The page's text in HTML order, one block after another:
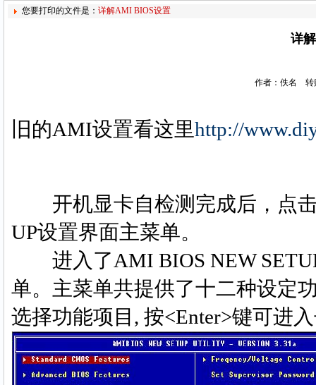
您要打印的文件是： 详解AMI BIOS设置
详
作者：佚名 转
旧的AMI设置看这里http://
开机显卡自检测完成后，点
UP设置界面主菜单。
进入了AMI BIOS NEW
单。主菜单共提供了十二种设定
选择功能项目, 按<Enter>键可进